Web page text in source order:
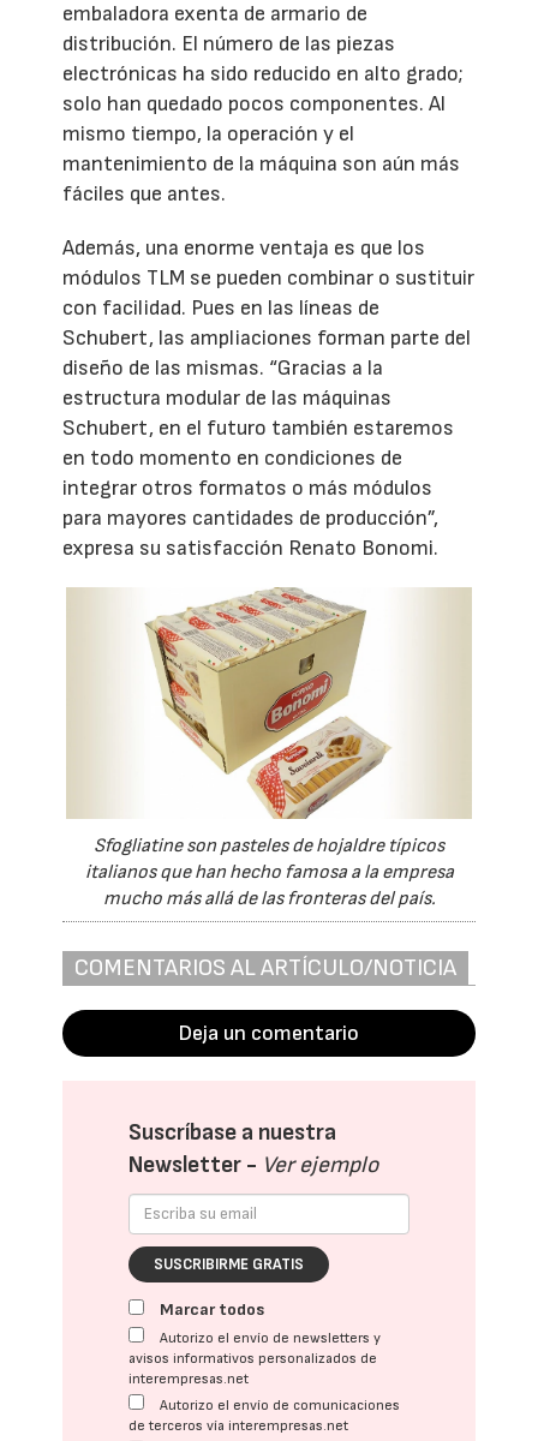
embaladora exenta de armario de
distribución. El número de las piezas
electrónicas ha sido reducido en alto grado;
solo han quedado pocos componentes. Al
mismo tiempo, la operación y el
mantenimiento de la máquina son aún más
fáciles que antes.
Además, una enorme ventaja es que los
módulos TLM se pueden combinar o sustituir
con facilidad. Pues en las líneas de
Schubert, las ampliaciones forman parte del
diseño de las mismas. “Gracias a la
estructura modular de las máquinas
Schubert, en el futuro también estaremos
en todo momento en condiciones de
integrar otros formatos o más módulos
para mayores cantidades de producción”,
expresa su satisfacción Renato Bonomi.
Sfogliatine son pasteles de hojaldre típicos
italianos que han hecho famosa a la empresa
mucho más allá de las fronteras del país.
COMENTARIOS AL ARTÍCULO/NOTICIA
Deja un comentario
Suscríbase a nuestra
Newsletter - Ver ejemplo
SUSCRIBIRME GRATIS
Marcar todos
Autorizo el envío de newsletters y
avisos informativos personalizados de
interempresas.net
Autorizo el envío de comunicaciones
de terceros vía interempresas.net